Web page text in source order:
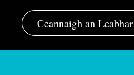
Ceannaigh an Leabhar